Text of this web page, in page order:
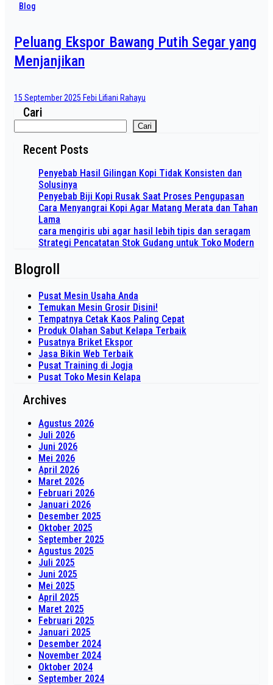
Blog
Peluang Ekspor Bawang Putih Segar yang
Menjanjikan
15 September 2025 Febi Lifiani Rahayu
Cari
Cari
Recent Posts
Penyebab Hasil Gilingan Kopi Tidak Konsisten dan
Solusinya
Penyebab Biji Kopi Rusak Saat Proses Pengupasan
Cara Menyangrai Kopi Agar Matang Merata dan Tahan
Lama
cara mengiris ubi agar hasil lebih tipis dan seragam
Strategi Pencatatan Stok Gudang untuk Toko Modern
Blogroll
Pusat Mesin Usaha Anda
Temukan Mesin Grosir Disini!
Tempatnya Cetak Kaos Paling Cepat
Produk Olahan Sabut Kelapa Terbaik
Pusatnya Briket Ekspor
Jasa Bikin Web Terbaik
Pusat Training di Jogja
Pusat Toko Mesin Kelapa
Archives
Agustus 2026
Juli 2026
Juni 2026
Mei 2026
April 2026
Maret 2026
Februari 2026
Januari 2026
Desember 2025
Oktober 2025
September 2025
Agustus 2025
Juli 2025
Juni 2025
Mei 2025
April 2025
Maret 2025
Februari 2025
Januari 2025
Desember 2024
November 2024
Oktober 2024
September 2024